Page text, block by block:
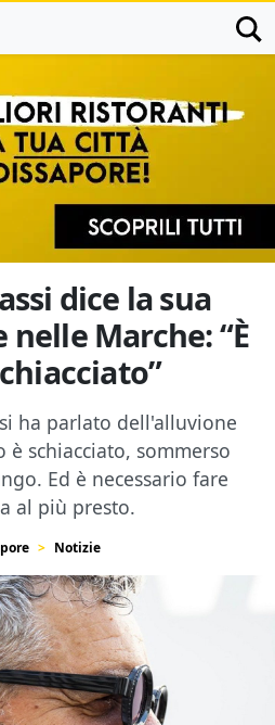
dice la sua
nelle Marche: “È
ha parlato dell'alluvione
schiacciato, sommerso
Ed è necessario fare
al più presto.
Notizie